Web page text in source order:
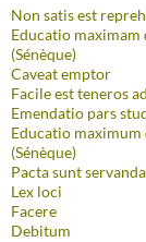
Non satis est
Educatio
(Sénèque)
Caveat emptor
Facile est teneros
Emendatio pars
Educatio
(Sénèque)
Pacta sunt servanda
Lex loci
Facere
Debitum